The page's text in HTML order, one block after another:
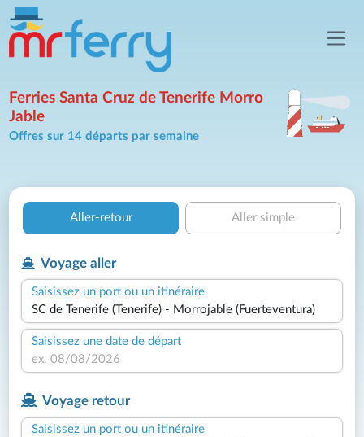
Ferries Santa Cruz de Tenerife Morro
Jable
Offres sur 14 départs par semaine
Aller-retour Aller simple
Voyage aller
Saisissez un port ou un itinéraire
Saisissez une date de départ
Voyage retour
Saisissez un port ou un itinéraire